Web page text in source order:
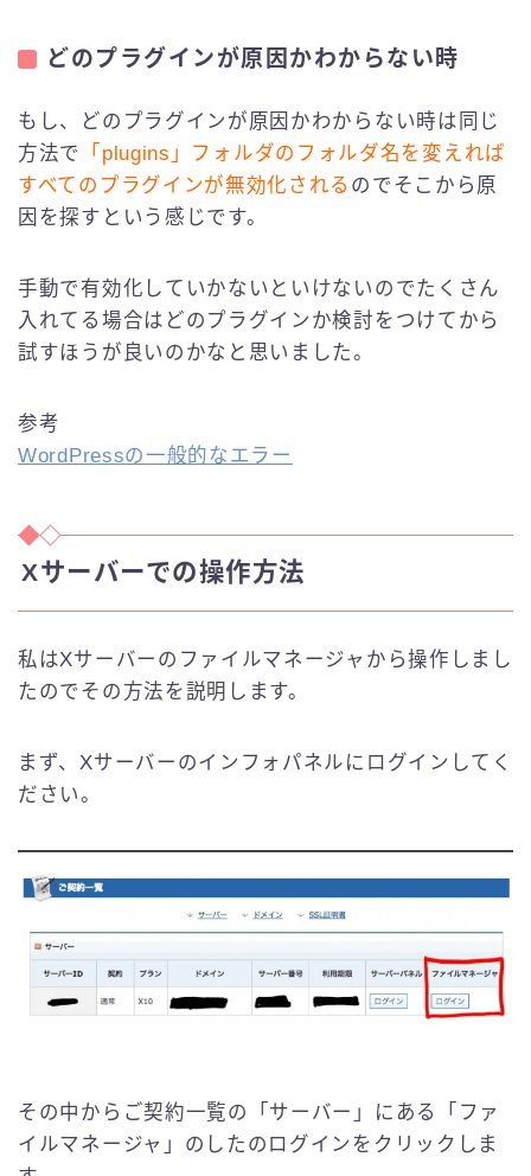
どのプラグインが原因かわからない時
もし、どのプラグインが原因かわからない時は同じ
方法で
「plugins」フォルダのフォルダ名を変えれば
すべてのプラグインが無効化される のでそこから原
因を探すという感じです。
手動で有効化していかないといけないのでたくさん
入れてる場合はどのプラグインか検討をつけてから
試すほうが良いのかなと思いました。
参考
WordPressの一般的なエラー
Xサーバーでの操作方法
私はXサーバーのファイルマネージャから操作しまし
たのでその方法を説明します。
まず、Xサーバーのインフォパネルにログインしてく
ださい。
その中からご契約一覧の「サーバー」にある「ファ
イルマネージャ」のしたのログインをクリックしま